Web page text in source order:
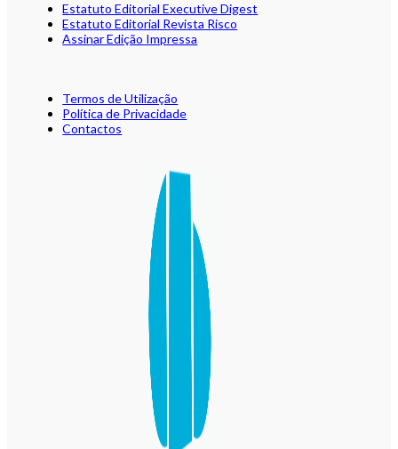
Estatuto Editorial Executive Digest
Estatuto Editorial Revista Risco
Assinar Edição Impressa
Termos de Utilização
Política de Privacidade
Contactos